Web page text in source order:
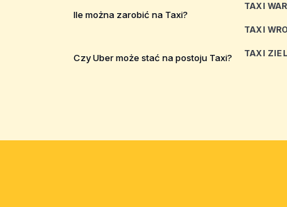
Ile można zarobić na Taxi?
Czy Uber może stać na postoju Taxi?
TAXI
TAXI
TAXI